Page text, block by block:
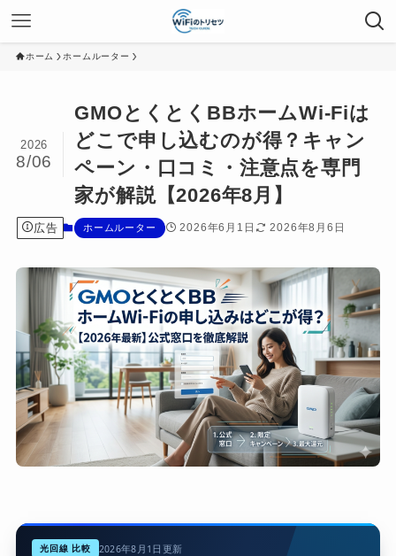
ホーム ホームルーター
GMOとくとくBBホームWi-Fiは
どこで申し込むのが得？キャン
ペーン・口コミ・注意点を専門
家が解説【2026年8月】
2026
8/06
広告 ホームルーター 2026年6月1日 2026年8月6日
光回線 比較 2026年8月1日更新